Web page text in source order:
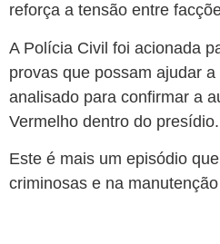
reforça a tensão entre
A Polícia Civil foi acionada
provas que possam ajudar
analisado para confirmar a
Vermelho dentro do presídio.
Este é mais um episódio
criminosas e na